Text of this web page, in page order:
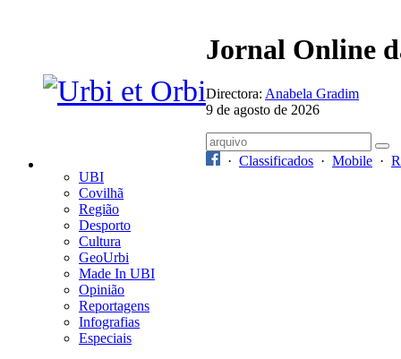
Jornal Online
Directora: Anabela Gradim
9 de agosto de 2026
· Classificados · Mobile ·
UBI
Covilhã
Região
Desporto
Cultura
GeoUrbi
Made In UBI
Opinião
Reportagens
Infografias
Especiais